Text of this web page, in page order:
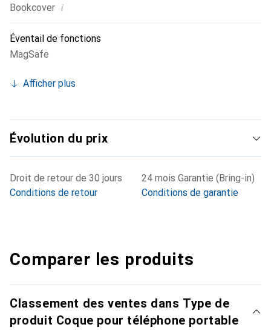
Bookcover i
Éventail de fonctions
MagSafe
Afficher plus
Évolution du prix
Droit de retour de 30 jours
Conditions de retour
24 mois Garantie (Bring-in)
Conditions de garantie
Comparer les produits
Classement des ventes dans Type de
produit Coque pour téléphone portable